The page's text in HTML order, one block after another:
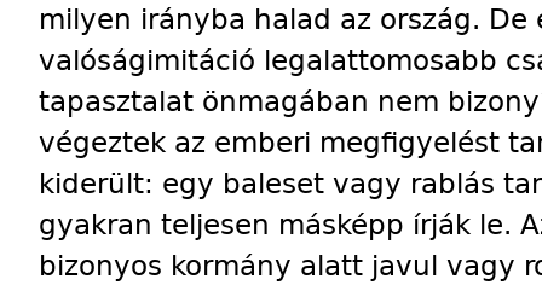
milyen irányba halad az ország.
valóságimitáció legalattomosabb
tapasztalat önmagában nem
végeztek az emberi megfigyelést
kiderült: egy baleset vagy rablás
gyakran teljesen másképp írják le.
bizonyos kormány alatt javul vagy